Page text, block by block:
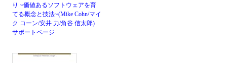
り ~価値あるソフトウェアを育
てる概念と技法~(Mike Cohn/マイ
ク コーン/安井 力/角谷 信太郎)
サポートページ